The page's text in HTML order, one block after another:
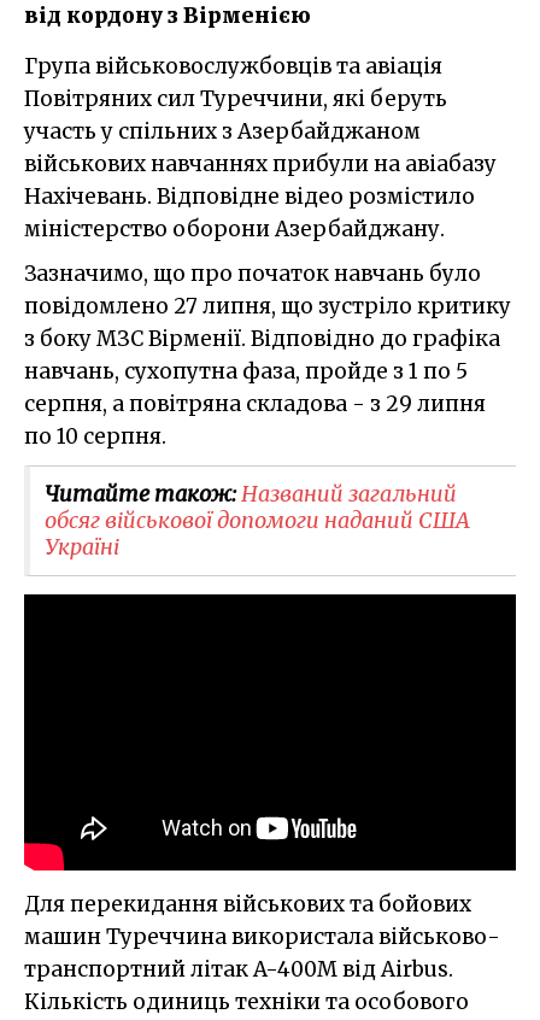
від кордону з Вірменією
Група військовослужбовців та авіація
Повітряних сил Туреччини, які беруть
участь у спільних з Азербайджаном
військових навчаннях прибули на авіабазу
Нахічевань. Відповідне відео розмістило
міністерство оборони Азербайджану.
Зазначимо, що про початок навчань було
повідомлено 27 липня, що зустріло критику
з боку МЗС Вірменії. Відповідно до графіка
навчань, сухопутна фаза, пройде з 1 по 5
серпня, а повітряна складова - з 29 липня
по 10 серпня.
Читайте також:Названий загальний
обсяг військової допомоги наданий США
Україні
Для перекидання військових та бойових
машин Туреччина використала військово-
транспортний літак A-400M від Airbus.
Кількість одиниць техніки та особового